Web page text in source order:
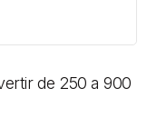
de 250 a 900